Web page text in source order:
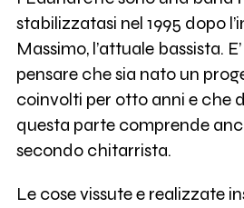
stabilizzatasi nel 1995 dopo
Massimo, l’attuale bassista.
pensare che sia nato un
coinvolti per otto anni e che
questa parte comprende
secondo chitarrista.
Le cose vissute e realizzate